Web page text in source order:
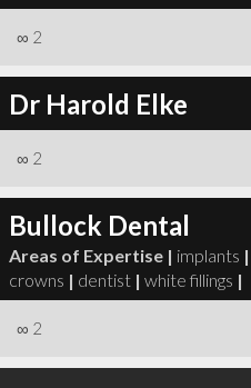
∞ 2
Dr Harold Elke
∞ 2
Bullock Dental
Areas of Expertise | implants |
crowns | dentist | white fillings |
∞ 2